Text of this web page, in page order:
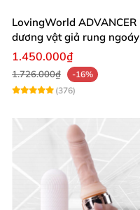
LovingWorld ADVANCER
dương vật giả rung ngoáy
thụt 7 chế độ
1.450.000₫
1.726.000₫
-16%
(376)